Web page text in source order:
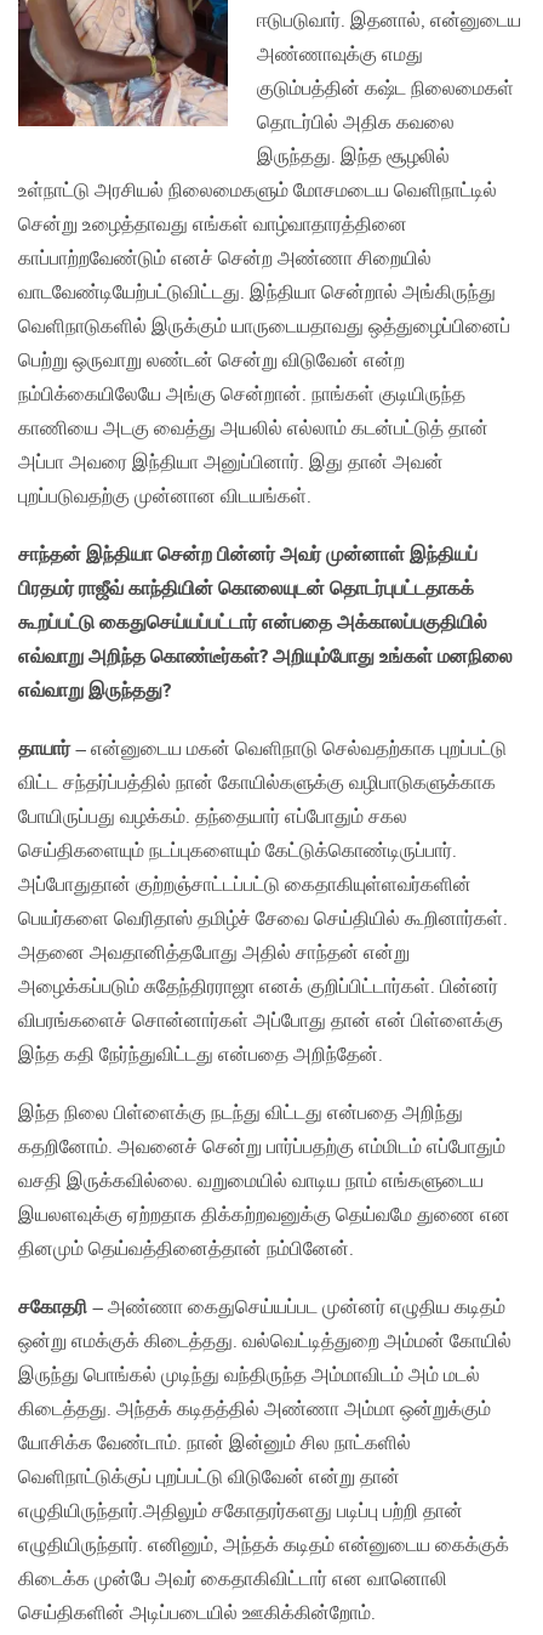
ஈடுபடுவார். இதனால், என்னுடைய
அண்ணாவுக்கு எமது
குடும்பத்தின் கஷ்ட நிலைமைகள்
தொடர்பில் அதிக கவலை
இருந்தது. இந்த சூழலில்
உள்நாட்டு அரசியல் நிலைமைகளும் மோசமடைய வெளிநாட்டில்
சென்று உழைத்தாவது எங்கள் வாழ்வாதாரத்தினை
காப்பாற்றவேண்டும் எனச் சென்ற அண்ணா சிறையில்
வாடவேண்டியேற்பட்டுவிட்டது. இந்தியா சென்றால் அங்கிருந்து
வெளிநாடுகளில் இருக்கும் யாருடையதாவது ஒத்துழைப்பினைப்
பெற்று ஒருவாறு லண்டன் சென்று விடுவேன் என்ற
நம்பிக்கையிலேயே அங்கு சென்றான். நாங்கள் குடியிருந்த
காணியை அடகு வைத்து அயலில் எல்லாம் கடன்பட்டுத் தான்
அப்பா அவரை இந்தியா அனுப்பினார். இது தான் அவன்
புறப்படுவதற்கு முன்னான விடயங்கள்.
சாந்தன் இந்தியா சென்ற பின்னர் அவர் முன்னாள் இந்தியப்
பிரதமர் ராஜீவ் காந்தியின் கொலையுடன் தொடர்புபட்டதாகக்
கூறப்பட்டு கைதுசெய்யப்பட்டார் என்பதை அக்காலப்பகுதியில்
எவ்வாறு அறிந்த கொண்டீர்கள்? அறியும்போது உங்கள் மனநிலை
எவ்வாறு இருந்தது?
தாயார்– என்னுடைய மகன் வெளிநாடு செல்வதற்காக புறப்பட்டு
விட்ட சந்தர்ப்பத்தில் நான் கோயில்களுக்கு வழிபாடுகளுக்காக
போயிருப்பது வழக்கம். தந்தையார் எப்போதும் சகல
செய்திகளையும் நடப்புகளையும் கேட்டுக்கொண்டிருப்பார்.
அப்போதுதான் குற்றஞ்சாட்டப்பட்டு கைதாகியுள்ளவர்களின்
பெயர்களை வெரிதாஸ் தமிழ்ச் சேவை செய்தியில் கூறினார்கள்.
அதனை அவதானித்தபோது அதில் சாந்தன் என்று
அழைக்கப்படும் சுதேந்திரராஜா எனக் குறிப்பிட்டார்கள். பின்னர்
விபரங்களைச் சொன்னார்கள் அப்போது தான் என் பிள்ளைக்கு
இந்த கதி நேர்ந்துவிட்டது என்பதை அறிந்தேன்.
இந்த நிலை பிள்ளைக்கு நடந்து விட்டது என்பதை அறிந்து
கதறினோம். அவனைச் சென்று பார்ப்பதற்கு எம்மிடம் எப்போதும்
வசதி இருக்கவில்லை. வறுமையில் வாடிய நாம் எங்களுடைய
இயலளவுக்கு ஏற்றதாக திக்கற்றவனுக்கு தெய்வமே துணை என
தினமும் தெய்வத்தினைத்தான் நம்பினேன்.
சகோதரி – அண்ணா கைதுசெய்யப்பட முன்னர் எழுதிய கடிதம்
ஒன்று எமக்குக் கிடைத்தது. வல்வெட்டித்துறை அம்மன் கோயில்
இருந்து பொங்கல் முடிந்து வந்திருந்த அம்மாவிடம் அம் மடல்
கிடைத்தது. அந்தக் கடிதத்தில் அண்ணா அம்மா ஒன்றுக்கும்
யோசிக்க வேண்டாம். நான் இன்னும் சில நாட்களில்
வெளிநாட்டுக்குப் புறப்பட்டு விடுவேன் என்று தான்
எழுதியிருந்தார்.அதிலும் சகோதரர்களது படிப்பு பற்றி தான்
எழுதியிருந்தார். எனினும், அந்தக் கடிதம் என்னுடைய கைக்குக்
கிடைக்க முன்பே அவர் கைதாகிவிட்டார் என வானொலி
செய்திகளின் அடிப்படையில் ஊகிக்கின்றோம்.